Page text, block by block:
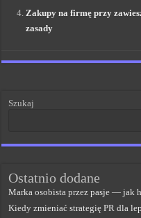
Zakupy na firmę przy
zasady
Szukaj
Ostatnio dodane
Marka osobista przez pasje — jak
Kiedy zmieniać strategię PR dla